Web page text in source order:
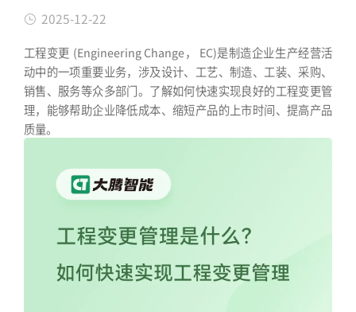
2025-12-22
工程变更 (Engineering Change， EC)是制造企业生产经营活
动中的一项重要业务，涉及设计、工艺、制造、工装、采购、
销售、服务等众多部门。了解如何快速实现良好的工程变更管
理，能够帮助企业降低成本、缩短产品的上市时间、提高产品
质量。